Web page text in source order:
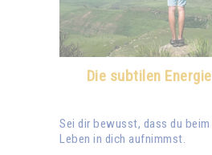
Die subtilen
Sei dir bewusst, dass du
Leben in dich aufnimmst.